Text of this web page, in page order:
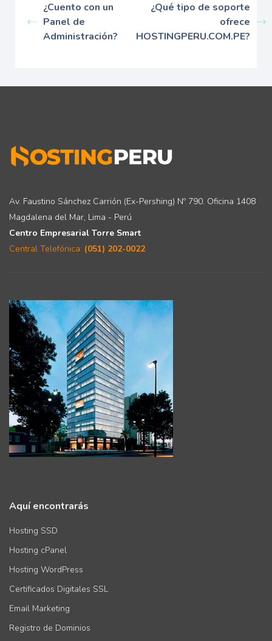
¿Cuento con un
Panel de
Administración?
¿Qué tipo de soporte
ofrece
HOSTINGPERU.COM.PE?
Av. Faustino Sánchez Carrión (Ex-Pershing) Nº 790. Oficina 1408
Magdalena del Mar, Lima - Perú
Centro Empresarial Torre Smart
Central Telefónica: (051) 202-0022
Aquí encontrarás
Hosting SSD
Hosting cPanel
Hosting WordPress
Certificados Digitales SSL
Email Marketing
Registro de Dominios